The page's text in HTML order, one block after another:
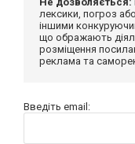
лексики, погроз
іншими
що ображають
розміщення
реклама та
Введіть email: